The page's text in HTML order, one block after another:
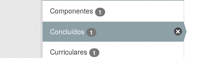
Componentes 1
Concluídos 1
Curriculares 1